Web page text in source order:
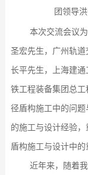
团领导
本次交流会议
圣宏先生，广州轨
长平先生，上海建
铁工程装备集团总
径盾构施工中的问
的施工与设计经验
盾构施工与设计中的
近年来，随着